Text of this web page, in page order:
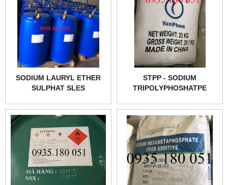
SODIUM LAURYL ETHER
SULPHAT SLES
STPP - SODIUM
TRIPOLYPHOSHATPE